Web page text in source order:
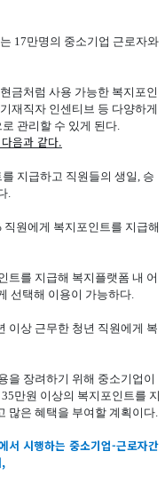
17만명의 중소기업 근로자와
금처럼 사용 가능한 복지포인
재직자 인센티브 등 다양하게
관리할 수 있게 된다.
음과 같다.
지급하고 직원들의 생일, 승
.
원에게 복지포인트를 지급해
트를 지급해 복지플랫폼 내 어
선택해 이용이 가능하다.
이상 근무한 청년 직원에게 복
을 장려하기 위해 중소기업이
만원 이상의 복지포인트를 지
많은 혜택을 부여할 계획이다.
서 시행하는 중소기업-근로자간
,